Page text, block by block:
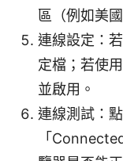
區（例如美
連線設定：
定檔；若使
並啟用。
連線測試：
「